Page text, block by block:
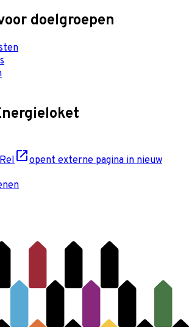
doelgroepen
opent externe pagina in nieuw